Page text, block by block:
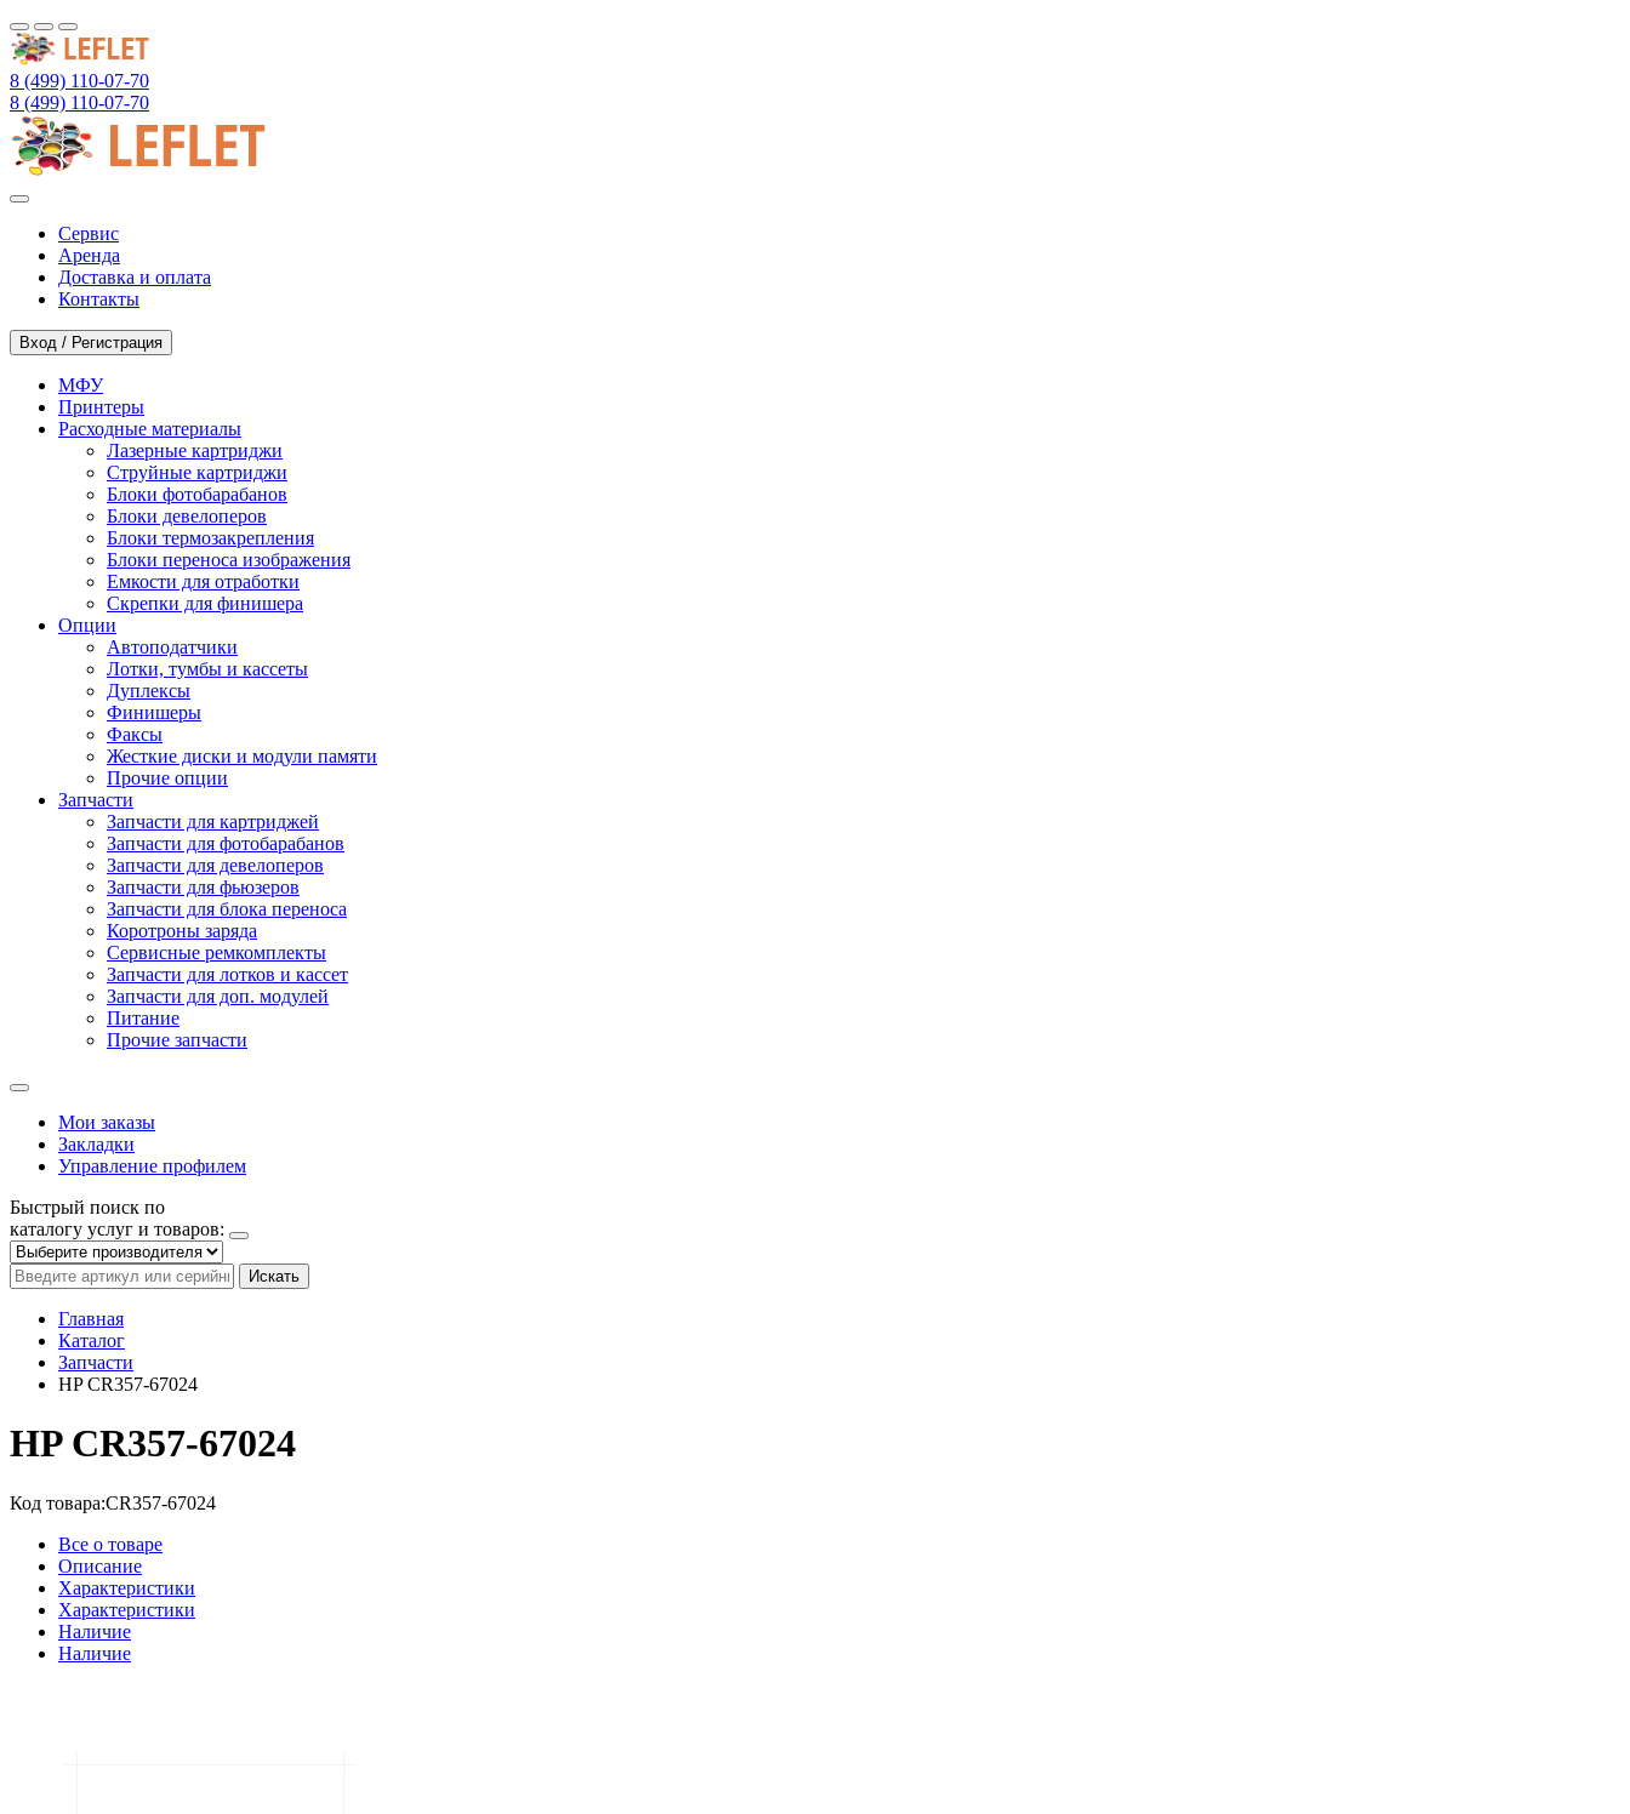
8 (499) 110-07-70
8 (499) 110-07-70
Сервис
Аренда
Доставка и оплата
Контакты
Вход / Регистрация
МФУ
Принтеры
Расходные материалы
Лазерные картриджи
Струйные картриджи
Блоки фотобарабанов
Блоки девелоперов
Блоки термозакрепления
Блоки переноса изображения
Емкости для отработки
Скрепки для финишера
Опции
Автоподатчики
Лотки, тумбы и кассеты
Дуплексы
Финишеры
Факсы
Жесткие диски и модули памяти
Прочие опции
Запчасти
Запчасти для картриджей
Запчасти для фотобарабанов
Запчасти для девелоперов
Запчасти для фьюзеров
Запчасти для блока переноса
Коротроны заряда
Сервисные ремкомплекты
Запчасти для лотков и кассет
Запчасти для доп. модулей
Питание
Прочие запчасти
Мои заказы
Закладки
Управление профилем
Быстрый поиск по
каталогу услуг и товаров:
Искать
Главная
Каталог
Запчасти
HP CR357-67024
HP CR357-67024
Код товара:CR357-67024
Все о товаре
Описание
Характеристики
Характеристики
Наличие
Наличие